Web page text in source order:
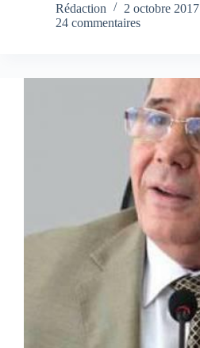
Rédaction
2 octobre 2017
24 commentaires